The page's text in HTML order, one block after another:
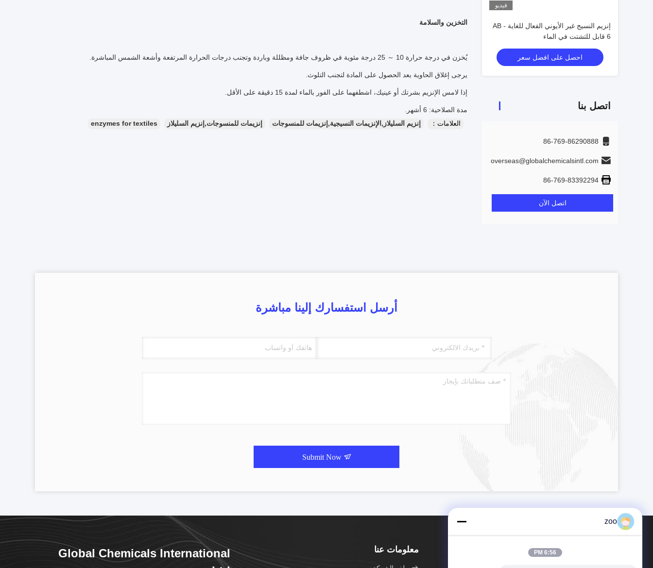
فيديو
إنزيم النسيج غير الأيوني الفعال للغاية AB -
6 قابل للتشتت في الماء
احصل على افضل سعر
اتصل بنا
86-769-86290888
overseas@globalchemicalsintl.com
86-769-83392294
اتصل الآن
التخزين والسلامة
يُخزن في درجة حرارة 10 ～ 25 درجة مئوية في ظروف جافة ومظللة وباردة وتجنب درجات الحرارة المرتفعة وأشعة الشمس المباشرة.
يرجى إغلاق الحاوية بعد الحصول على المادة لتجنب التلوث.
إذا لامس الإنزيم بشرتك أو عينيك، اشطفهما على الفور بالماء لمدة 15 دقيقة على الأقل.
مدة الصلاحية: 6 أشهر.
العلامات：
إنزيم السليلاز,الإنزيمات النسيجية,إنزيمات للمنسوجات إنزيمات للمنسوجات,إنزيم السليلاز enzymes for textiles
أرسل استفسارك إلينا مباشرة
Submit Now
معلومات عنا
Global Chemicals International
zoo
6:56 PM